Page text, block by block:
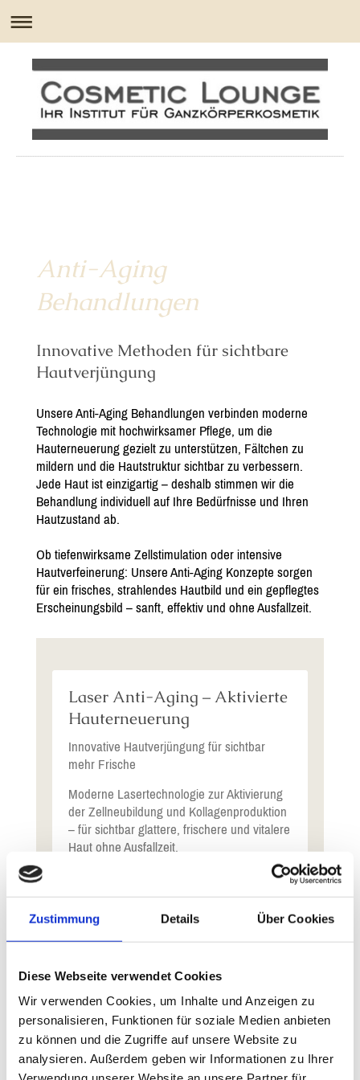
Zustimmung Details Über Cookies
Diese Webseite verwendet Cookies
Wir verwenden Cookies, um Inhalte und Anzeigen zu
personalisieren, Funktionen für soziale Medien anbieten
zu können und die Zugriffe auf unsere Website zu
analysieren. Außerdem geben wir Informationen zu Ihrer
Anti-Aging
Behandlungen
Innovative Methoden für sichtbare
Hautverjüngung
Unsere Anti-Aging Behandlungen verbinden moderne
Technologie mit hochwirksamer Pflege, um die
Hauterneuerung gezielt zu unterstützen, Fältchen zu
mildern und die Hautstruktur sichtbar zu verbessern.
Jede Haut ist einzigartig – deshalb stimmen wir die
Behandlung individuell auf Ihre Bedürfnisse und Ihren
Hautzustand ab.
Ob tiefenwirksame Zellstimulation oder intensive
Hautverfeinerung: Unsere Anti-Aging Konzepte sorgen
für ein frisches, strahlendes Hautbild und ein gepflegtes
Erscheinungsbild – sanft, effektiv und ohne Ausfallzeit.
Laser Anti-Aging – Aktivierte
Hauterneuerung
Innovative Hautverjüngung für sichtbar
mehr Frische
Moderne Lasertechnologie zur Aktivierung
der Zellneubildung und Kollagenproduktion
– für sichtbar glattere, frischere und vitalere
Haut ohne Ausfallzeit.
Luxuspeeling für neue Haut
Erleben Sie eine hocheffektive Anti-Aging
Behandlung mit Diamant-
Mikrodermabrasion – ein modernes,
mechanisches Peeling, das Ihr Hautbild